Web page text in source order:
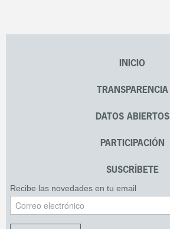
INICIO
TRANSPARENCIA
DATOS ABIERTOS
PARTICIPACIÓN
SUSCRÍBETE
Recibe las novedades en tu email